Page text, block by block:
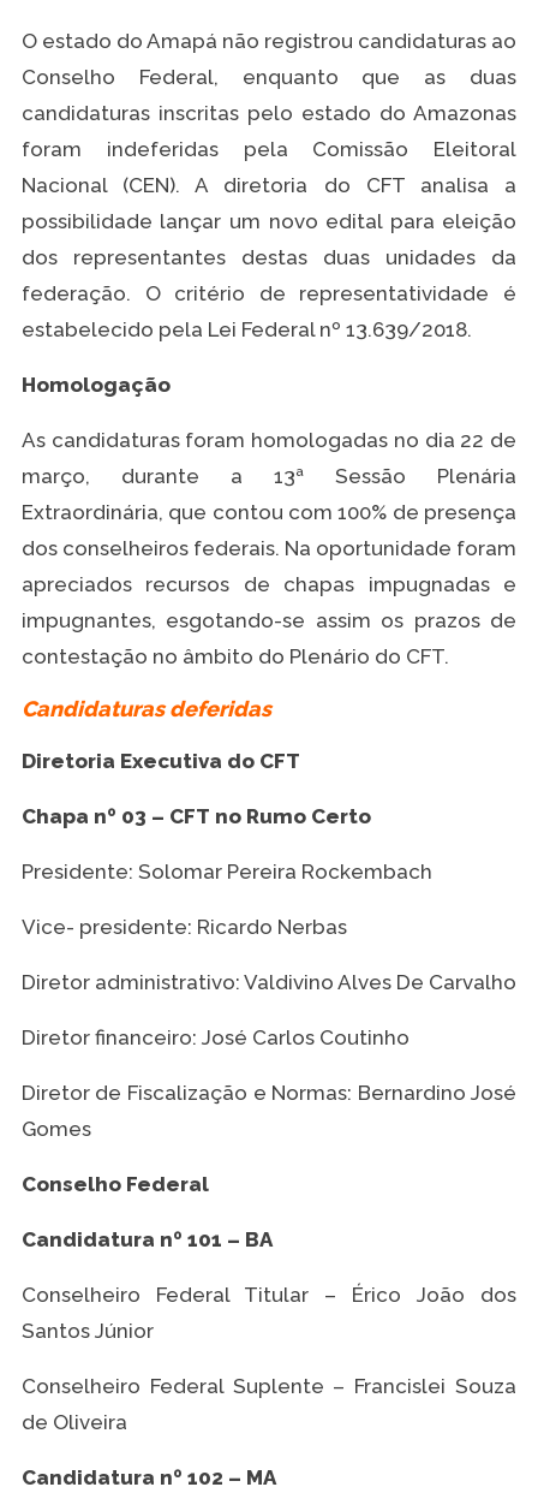
O estado do Amapá não registrou candidaturas ao
Conselho Federal, enquanto que as duas
candidaturas inscritas pelo estado do Amazonas
foram indeferidas pela Comissão Eleitoral
Nacional (CEN). A diretoria do CFT analisa a
possibilidade lançar um novo edital para eleição
dos representantes destas duas unidades da
federação. O critério de representatividade é
estabelecido pela Lei Federal nº 13.639/2018.
Homologação
As candidaturas foram homologadas no dia 22 de
março, durante a 13ª Sessão Plenária
Extraordinária, que contou com 100% de presença
dos conselheiros federais. Na oportunidade foram
apreciados recursos de chapas impugnadas e
impugnantes, esgotando-se assim os prazos de
contestação no âmbito do Plenário do CFT.
Candidaturas deferidas
Diretoria Executiva do CFT
Chapa nº 03 – CFT no Rumo Certo
Presidente: Solomar Pereira Rockembach
Vice- presidente: Ricardo Nerbas
Diretor administrativo: Valdivino Alves De Carvalho
Diretor financeiro: José Carlos Coutinho
Diretor de Fiscalização e Normas: Bernardino José
Gomes
Conselho Federal
Candidatura nº 101 – BA
Conselheiro Federal Titular – Érico João dos
Santos Júnior
Conselheiro Federal Suplente – Francislei Souza
de Oliveira
Candidatura nº 102 – MA